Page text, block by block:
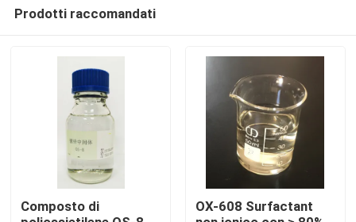
Prodotti raccomandati
Composto di
OX-608 Surfactant